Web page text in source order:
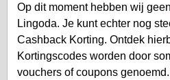
Op dit moment hebben wij geen
Lingoda. Je kunt echter nog
Cashback Korting. Ontdek
Kortingscodes worden door
vouchers of coupons genoemd.